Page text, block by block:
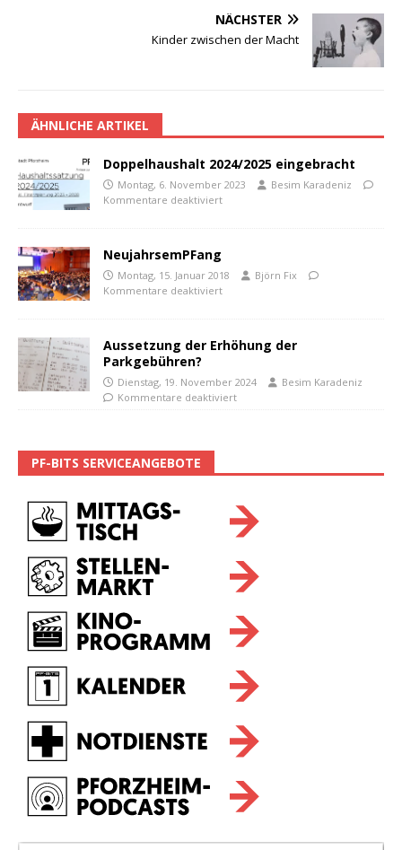
NÄCHSTER
Kinder zwischen der Macht
ÄHNLICHE ARTIKEL
Doppelhaushalt 2024/2025 eingebracht
Montag, 6. November 2023
Besim Karadeniz
Kommentare deaktiviert
NeujahrsemPFang
Montag, 15. Januar 2018
Björn Fix
Kommentare deaktiviert
Aussetzung der Erhöhung der
Parkgebühren?
Dienstag, 19. November 2024
Besim Karadeniz
Kommentare deaktiviert
PF-BITS SERVICEANGEBOTE